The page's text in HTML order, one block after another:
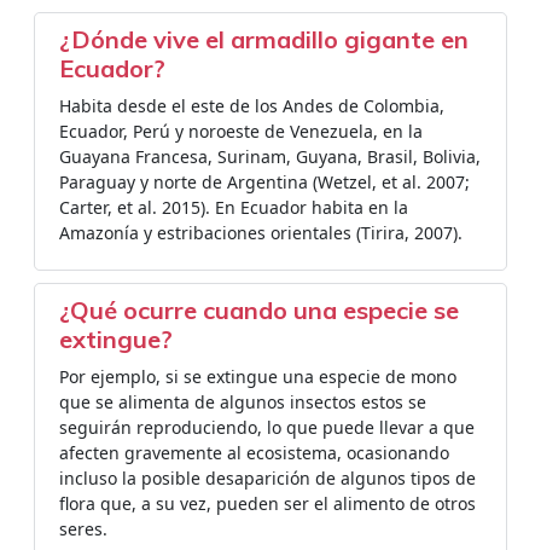
¿Dónde vive el armadillo gigante en
Ecuador?
Habita desde el este de los Andes de Colombia,
Ecuador, Perú y noroeste de Venezuela, en la
Guayana Francesa, Surinam, Guyana, Brasil, Bolivia,
Paraguay y norte de Argentina (Wetzel, et al. 2007;
Carter, et al. 2015). En Ecuador habita en la
Amazonía y estribaciones orientales (Tirira, 2007).
¿Qué ocurre cuando una especie se
extingue?
Por ejemplo, si se extingue una especie de mono
que se alimenta de algunos insectos estos se
seguirán reproduciendo, lo que puede llevar a que
afecten gravemente al ecosistema, ocasionando
incluso la posible desaparición de algunos tipos de
flora que, a su vez, pueden ser el alimento de otros
seres.